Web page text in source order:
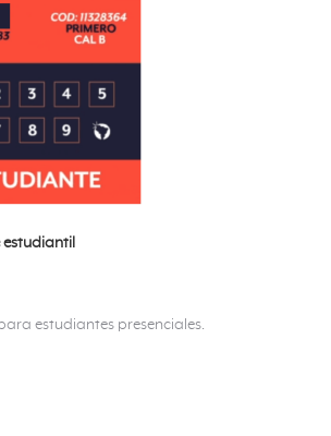
estudiantes presenciales.